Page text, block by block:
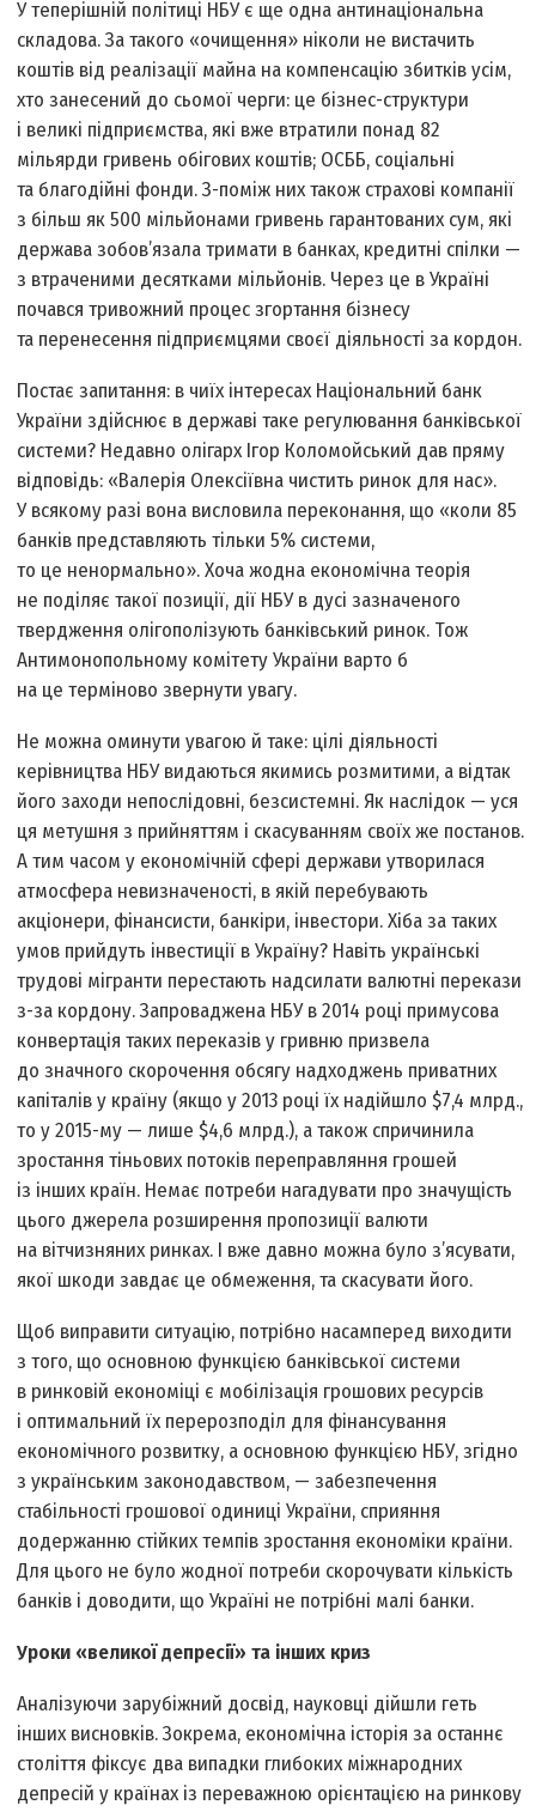
У теперішній політиці НБУ є ще одна антинаціональна
складова. За такого «очищення» ніколи не вистачить
коштів від реалізації майна на компенсацію збитків усім,
хто занесений до сьомої черги: це бізнес-структури
і великі підприємства, які вже втратили понад 82
мільярди гривень обігових коштів; ОСББ, соціальні
та благодійні фонди. З-поміж них також страхові компанії
з більш як 500 мільйонами гривень гарантованих сум, які
держава зобов’язала тримати в банках, кредитні спілки —
з втраченими десятками мільйонів. Через це в Україні
почався тривожний процес згортання бізнесу
та перенесення підприємцями своєї діяльності за кордон.
Постає запитання: в чиїх інте­ресах Національний банк
України здійснює в державі таке регулювання банківської
системи? Недавно олігарх Ігор Коломойський дав пряму
відповідь: «Валерія Олексіївна чистить ринок для нас».
У всякому разі вона висловила переконання, що «коли 85
банків представляють тільки 5% системи,
то це ненормально». Хоча жодна економічна теорія
не поділяє такої позиції, дії НБУ в дусі зазначеного
твердження олігополізують банківський ринок. Тож
Антимонопольному комітету України варто б
на це терміново звернути увагу.
Не можна оминути увагою й таке: цілі діяльності
керівництва НБУ видаються якимись розмитими, а відтак
його заходи непослідовні, безсистемні. Як наслідок — уся
ця метушня з прийняттям і скасуванням своїх же постанов.
А тим часом у економічній сфері держави утворилася
атмосфера невизначеності, в якій перебувають
акціонери, фінансисти, банкіри, інвестори. Хіба за таких
умов прийдуть інвестиції в Україну? Навіть українські
трудові мігранти перестають надсилати валютні перекази
з-за кордону. Запроваджена НБУ в 2014 році примусова
конвертація таких переказів у гривню призвела
до значного скорочення обсягу надходжень приватних
капіталів у країну (якщо у 2013 році їх надійшло $7,4 млрд.,
то у 2015-му — лише $4,6 млрд.), а також спричинила
зростання тіньових потоків переправляння грошей
із інших країн. Немає потреби нагадувати про значущість
цього джерела розширення пропозиції валюти
на вітчизняних ринках. І вже давно можна було з’ясувати,
якої шкоди завдає це обмеження, та скасувати його.
Щоб виправити ситуацію, потрібно насамперед виходити
з того, що основною функцією банківської системи
в ринковій економіці є мобілізація грошових ресурсів
і оптимальний їх перерозподіл для фінансування
економічного розвитку, а основною функцією НБУ, згідно
з українським законодавством, — забезпечення
стабільності грошової одиниці України, сприяння
додержанню стійких темпів зростання економіки країни.
Для цього не було жодної потреби скорочувати кількість
банків і доводити, що Україні не потрібні малі банки.
Уроки «великої депресії» та інших криз
Аналізуючи зарубіжний досвід, науковці дійшли геть
інших висновків. Зокрема, економічна історія за останнє
століття фіксує два випадки глибоких міжнародних
депресій у країнах із переважною орієнтацією на ринкову